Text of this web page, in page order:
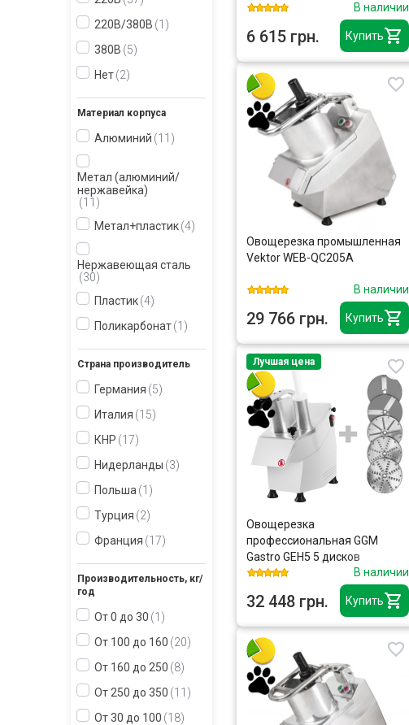
220В/380В 1
380В 5
Нет 2
Материал корпуса
Алюминий 11
Метал (алюминий/
нержавейка)
11
Метал+пластик 4
Нержавеющая сталь
30
Пластик 4
Поликарбонат 1
Страна производитель
Германия 5
Италия 15
КНР 17
Нидерланды 3
Польша 1
Турция 2
Франция 17
Производительность, кг/
год
От 0 до 30 1
От 100 до 160 20
От 160 до 250 8
От 250 до 350 11
От 30 до 100 18
Купить
В наличии
6 615 грн.
Купить
Овощерезка промышленная
Vektor WEB-QC205A
В наличии
29 766 грн.
Купить
Лучшая цена
Овощерезка
профессиональная GGM
Gastro GEH5 5 дисков
В наличии
32 448 грн.